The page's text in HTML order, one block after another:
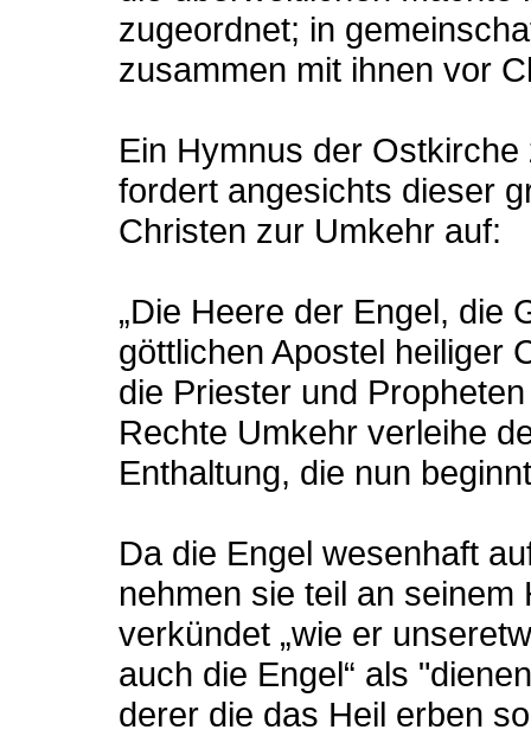
zugeordnet; in
zusammen mit ihnen vor
Ein Hymnus der
fordert angesichts dieser
Christen zur Umkehr auf:
„Die Heere der Engel, die
göttlichen Apostel heiliger
die Priester und
Rechte Umkehr verleihe
Enthaltung, die nun
Da die Engel wesenhaft
nehmen sie teil an
verkündet „wie er
auch die Engel“ als
derer die das Heil erben